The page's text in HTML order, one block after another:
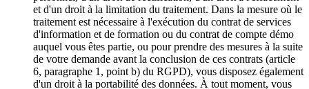
et d'un droit à la limitation du traitement. Dans la mesure où le
traitement est nécessaire à l'exécution du contrat de services
d'information et de formation ou du contrat de compte démo
auquel vous êtes partie, ou pour prendre des mesures à la suite
de votre demande avant la conclusion de ces contrats (article
6, paragraphe 1, point b) du RGPD), vous disposez également
d'un droit à la portabilité des données. À tout moment, vous